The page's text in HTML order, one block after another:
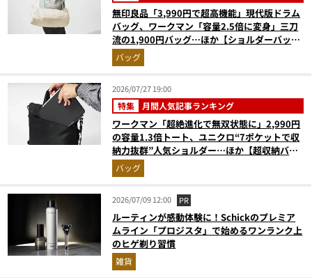
無印良品「3,990円で超高機能」現代版ドラム
バッグ、ワークマン「容量2.5倍に変身」三刀
流の1,900円バッグ…ほか【ショルダーバッグ
の人気記事ランキングベスト3】（2026年6月
版）
バッグ
2026/07/27 19:00
特集 月間人気記事ランキング
ワークマン「超絶進化で無双状態に」2,990円
の容量1.3倍トート、ユニクロ“7ポケットで収
納力抜群”人気ショルダー…ほか【超収納バッ
グの人気記事ランキングベスト3】（2026年6
月版）
バッグ
2026/07/09 12:00 PR
ルーティンが感動体験に！Schickのプレミア
ムライン「プロジスタ」で始めるワンランク上
のヒゲ剃り習慣
雑貨